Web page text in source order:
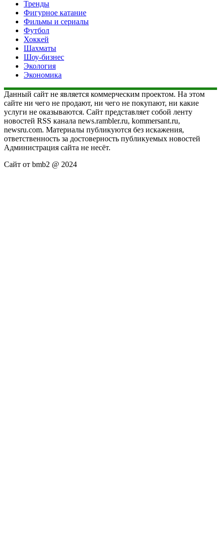
Тренды
Фигурное катание
Фильмы и сериалы
Футбол
Хоккей
Шахматы
Шоу-бизнес
Экология
Экономика
Данный сайт не является коммерческим проектом. На этом
сайте ни чего не продают, ни чего не покупают, ни какие
услуги не оказываются. Сайт представляет собой ленту
новостей RSS канала news.rambler.ru, kommersant.ru,
newsru.com. Материалы публикуются без искажения,
ответственность за достоверность публикуемых новостей
Администрация сайта не несёт.
Сайт от bmb2 @ 2024